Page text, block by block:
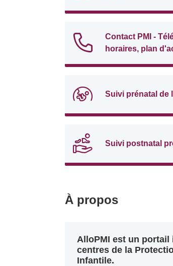
Contact PMI -
horaires, plan
Suivi prénatal de
Suivi postnatal
À propos
AlloPMI est un portail
centres de la
Infantile.